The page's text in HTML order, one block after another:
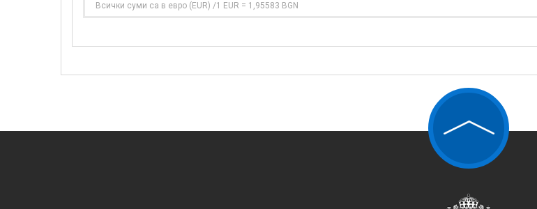
Всички суми са в евро (EUR) /1 EUR = 1,95583 BGN